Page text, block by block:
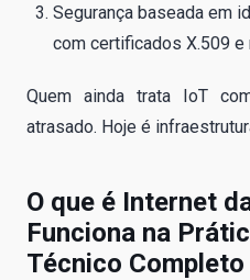
Segurança baseada em
com certificados X.509 e
Quem ainda trata IoT
atrasado. Hoje é
O que é Internet
Funciona na
Técnico Completo